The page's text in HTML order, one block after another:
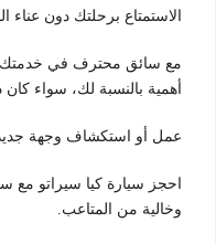
الاستمتاع برحلتك دون عناء
مع سائق محترف في خدمتك،
أهمية بالنسبة لك، سواء
عمل أو استكشاف وجهة
احجز سيارة كيا سيراتو مع
وخالية من المتاعب.